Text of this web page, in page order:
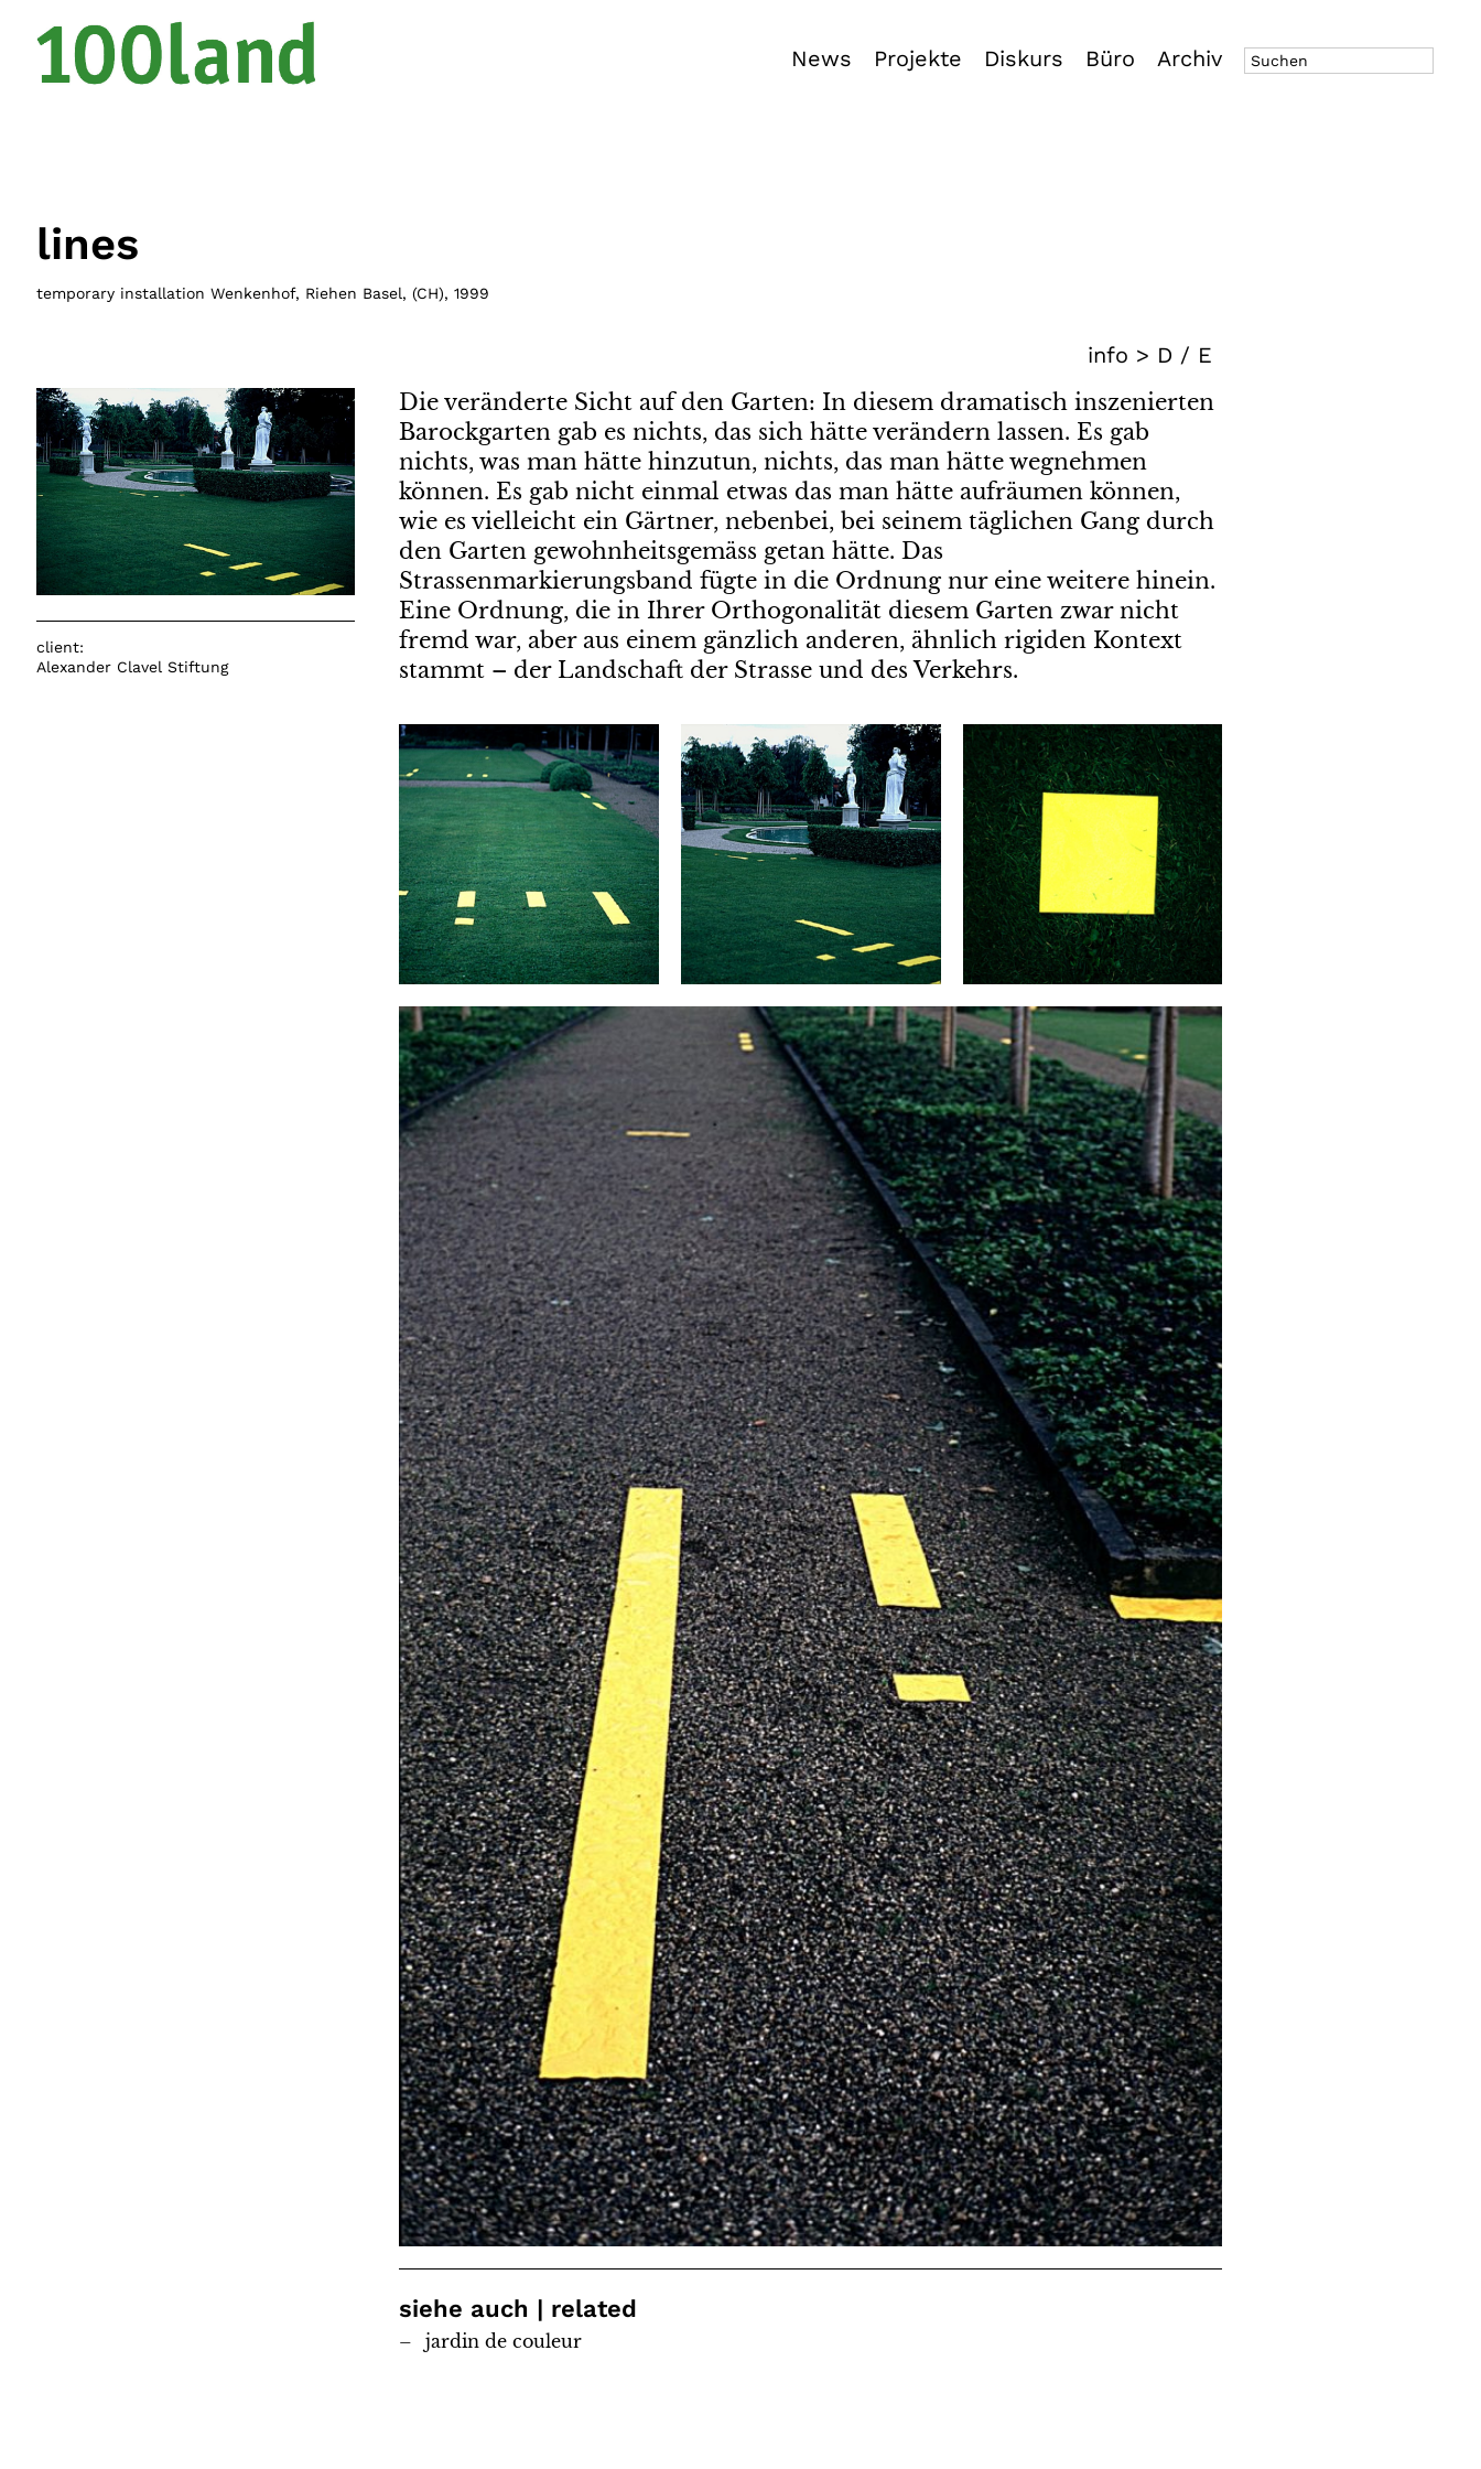
News Projekte Diskurs Büro Archiv
lines
temporary installation Wenkenhof, Riehen Basel, (CH), 1999
info > D / E
client:
Alexander Clavel Stiftung
Die veränderte Sicht auf den Garten: In diesem dramatisch inszenierten
Barockgarten gab es nichts, das sich hätte verändern lassen. Es gab
nichts, was man hätte hinzutun, nichts, das man hätte wegnehmen
können. Es gab nicht einmal etwas das man hätte aufräumen können,
wie es vielleicht ein Gärtner, nebenbei, bei seinem täglichen Gang durch
den Garten gewohnheitsgemäss getan hätte. Das
Strassenmarkierungsband fügte in die Ordnung nur eine weitere hinein.
Eine Ordnung, die in Ihrer Orthogonalität diesem Garten zwar nicht
fremd war, aber aus einem gänzlich anderen, ähnlich rigiden Kontext
stammt – der Landschaft der Strasse und des Verkehrs.
siehe auch | related
jardin de couleur